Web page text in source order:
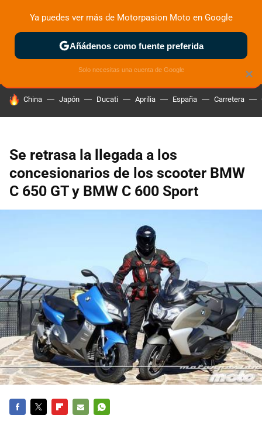
ZONA DE PRUEBAS DEPORTIVAS MOTOS ELÉCTRICAS
HOY SE HABLA DE
China Japón Ducati Aprilia España Carretera
Se retrasa la llegada a los
concesionarios de los scooter BMW
C 650 GT y BMW C 600 Sport
×
Ya puedes ver más de Motorpasion Moto en Google
Añádenos como fuente preferida
Solo necesitas una cuenta de Google